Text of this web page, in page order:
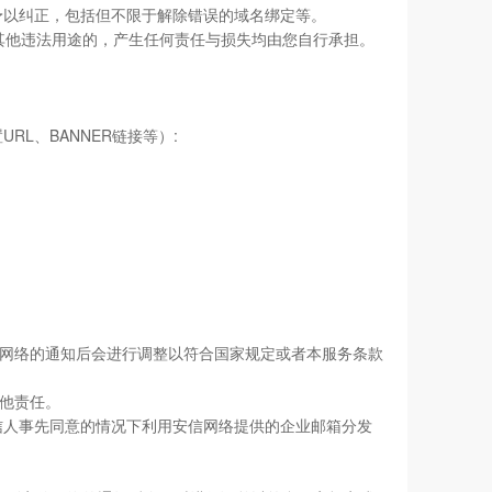
纠正，包括但不限于解除错误的域名绑定等。
违法用途的，产生任何责任与损失均由您自行承担。
、BANNER链接等）:
络的通知后会进行调整以符合国家规定或者本服务条款
责任。
事先同意的情况下利用安信网络提供的企业邮箱分发